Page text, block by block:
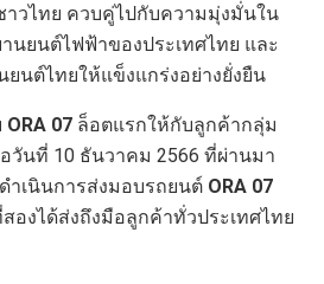
วไทย ควบคู่ไปกับความมุ่งมั่นใน
านยนต์ไฟฟ้าของประเทศไทย และ
นต์ไทยให้แข็งแกร่งอย่างยั่งยืน
ORA 07 ล็อตแรกให้กับลูกค้ากลุ่ม
วันที่ 10 ธันวาคม 2566 ที่ผ่านมา
ำเนินการส่งมอบรถยนต์ ORA 07
องได้ส่งถึงมือลูกค้าทั่วประเทศไทย